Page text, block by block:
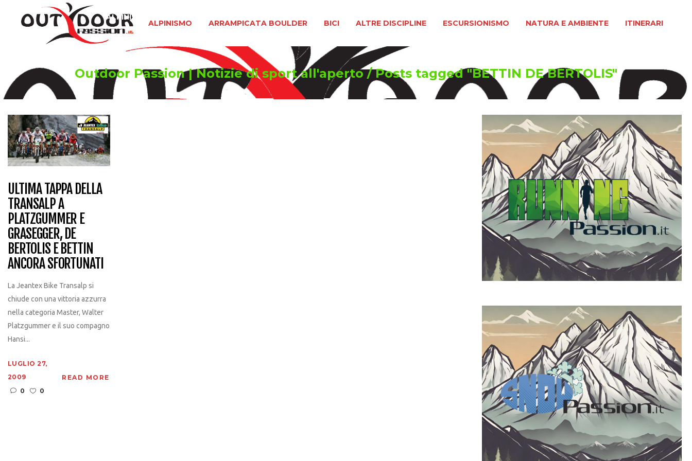
ALPINISMO ARRAMPICATA BOULDER BICI ALTRE DISCIPLINE ESCURSIONISMO NATURA E AMBIENTE ITINERARI
ALPINISMO
Outdoor Passion | Notizie di sport all'aperto/Posts tagged "BETTIN DE BERTOLIS"
ULTIMA TAPPA DELLA
TRANSALP A
PLATZGUMMER E
GRASEGGER, DE
BERTOLIS E BETTIN
ANCORA SFORTUNATI
La Jeantex Bike Transalp si
chiude con una vittoria azzurra
nella categoria Master, Walter
Platzgummer e il suo compagno
Hansi...
LUGLIO 27,
2009
0
0
READ MORE